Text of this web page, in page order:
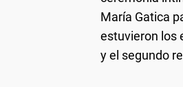
María Gatica
estuvieron los
y el segundo